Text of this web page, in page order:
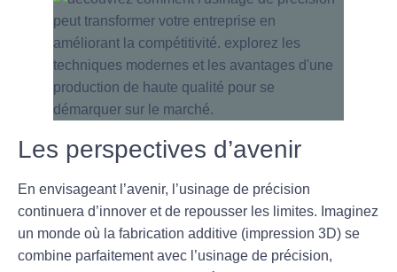
Les perspectives d’avenir
En envisageant l’avenir, l’usinage de précision
continuera d’innover et de repousser les limites. Imaginez
un monde où la fabrication additive (impression 3D) se
combine parfaitement avec l’usinage de précision,